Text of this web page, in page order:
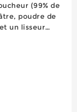
(99% de
poudre de
un lisseur